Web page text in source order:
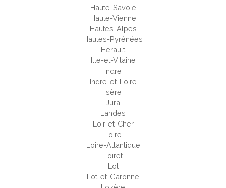
Haute-Savoie
Haute-Vienne
Hautes-Alpes
Hautes-Pyrénées
Hérault
Ille-et-Vilaine
Indre
Indre-et-Loire
Isère
Jura
Landes
Loir-et-Cher
Loire
Loire-Atlantique
Loiret
Lot
Lot-et-Garonne